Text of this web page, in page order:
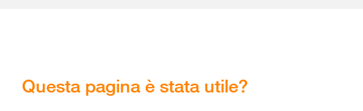
Questa pagina è stata utile?